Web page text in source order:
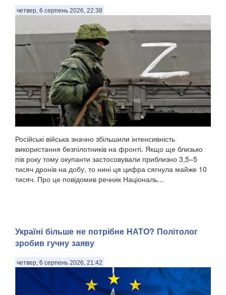
четвер, 6 серпень 2026, 22:38
Російські війська значно збільшили інтенсивність
використання безпілотників на фронті. Якщо ще близько
пів року тому окупанти застосовували приблизно 3,5–5
тисяч дронів на добу, то нині ця цифра сягнула майже 10
тисяч. Про це повідомив речник Національ...
Україні більше не потрібне НАТО? Політолог
зробив гучну заяву
четвер, 6 серпень 2026, 21:42